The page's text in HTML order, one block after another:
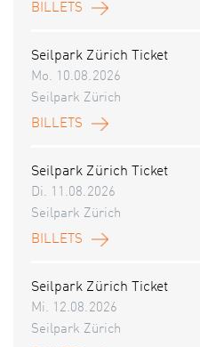
BILLETS
Seilpark Zürich Ticket
Mo. 10.08.2026
Seilpark Zürich
BILLETS
Seilpark Zürich Ticket
Di. 11.08.2026
Seilpark Zürich
BILLETS
Seilpark Zürich Ticket
Mi. 12.08.2026
Seilpark Zürich